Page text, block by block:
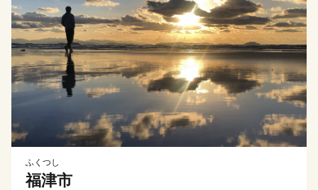
ふくつし
福津市